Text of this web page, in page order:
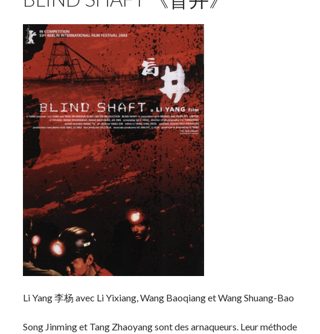
Li Yang 李杨 avec Li Yixiang, Wang Baoqiang et Wang Shuang-Bao
Song Jinming et Tang Zhaoyang sont des arnaqueurs. Leur méthode